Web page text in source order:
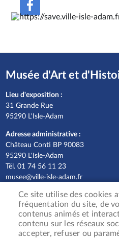
Musée d'Art et
Lieu d'exposition :
31 Grande Rue
95290 L'Isle-Adam
Adresse administrative :
Château Conti BP 90083
95290 L'Isle-Adam
Tél. 01 74 56 11 23
musee@ville-isle-adam.fr
Ouvert du mercredi au dimanche
durant les expositions temporaires
De 14h à 18h
Fermeture de la billetterie à 17h30
Ce site utilise des cookies
fréquentation du site, de
contenus animés et
contenu sur les réseaux
accepter, refuser ou